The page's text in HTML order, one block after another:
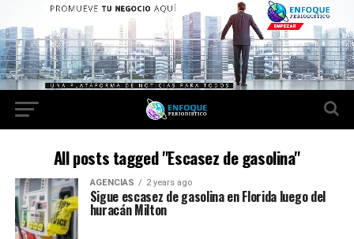
All posts tagged "Escasez de gasolina"
AGENCIAS 2 years ago
Sigue escasez de gasolina en Florida luego del
huracán Milton